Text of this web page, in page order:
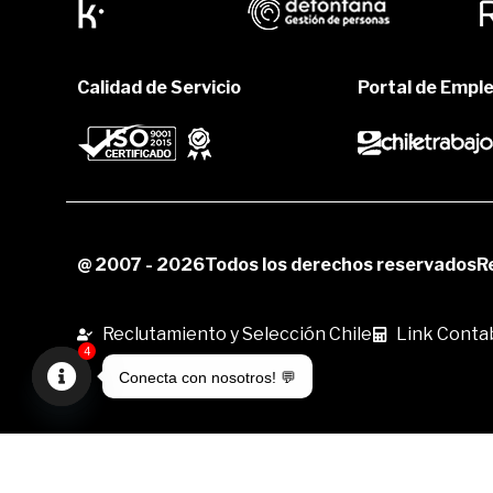
Calidad de Servicio Portal de
@ 2007 - 2026Todos los derechos reservados
Reclutamiento y Selección Chile Link
Conecta con nosotros! 💬
4